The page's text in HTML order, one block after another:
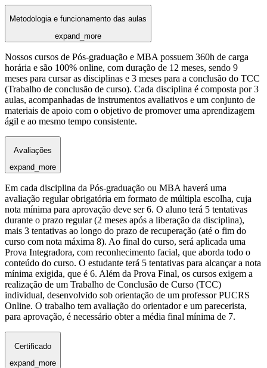
Metodologia e funcionamento das aulas
expand_more
Nossos cursos de Pós-graduação e MBA possuem 360h de carga
horária e são 100% online, com duração de 12 meses, sendo 9
meses para cursar as disciplinas e 3 meses para a conclusão do TCC
(Trabalho de conclusão de curso). Cada disciplina é composta por 3
aulas, acompanhadas de instrumentos avaliativos e um conjunto de
materiais de apoio com o objetivo de promover uma aprendizagem
ágil e ao mesmo tempo consistente.
Avaliações
expand_more
Em cada disciplina da Pós-graduação ou MBA haverá uma
avaliação regular obrigatória em formato de múltipla escolha, cuja
nota mínima para aprovação deve ser 6. O aluno terá 5 tentativas
durante o prazo regular (2 meses após a liberação da disciplina),
mais 3 tentativas ao longo do prazo de recuperação (até o fim do
curso com nota máxima 8). Ao final do curso, será aplicada uma
Prova Integradora, com reconhecimento facial, que aborda todo o
conteúdo do curso. O estudante terá 5 tentativas para alcançar a nota
mínima exigida, que é 6. Além da Prova Final, os cursos exigem a
realização de um Trabalho de Conclusão de Curso (TCC)
individual, desenvolvido sob orientação de um professor PUCRS
Online. O trabalho tem avaliação do orientador e um parecerista,
para aprovação, é necessário obter a média final mínima de 7.
Certificado
expand_more